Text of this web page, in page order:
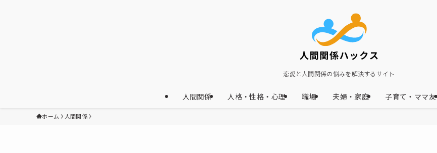
恋愛と人間関係の悩みを解決するサイト
人間関係 人格・性格・心理 職場 夫婦・家庭 子育て・ママ友
ホーム 人間関係